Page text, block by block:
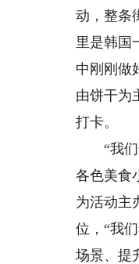
动，整条
里是韩国
中刚刚做
由饼干为
打卡。
“我们这
各色美食
为活动主
位，“我
场景、提